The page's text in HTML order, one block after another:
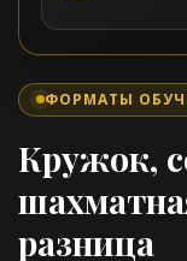
ФОРМАТЫ
Кружок,
разница